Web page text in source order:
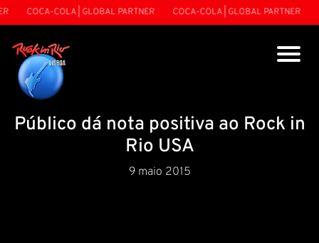
COCA-COLA | GLOBAL PARTNER COCA-COLA | GLOBAL PARTNER
Público dá nota positiva ao Rock in
Rio USA
9 maio 2015